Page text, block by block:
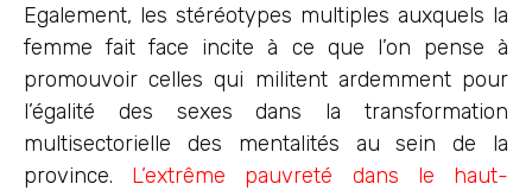
Egalement, les stéréotypes multiples auxquels la
femme fait face incite à ce que l’on pense à
promouvoir celles qui militent ardemment pour
l’égalité des sexes dans la transformation
multisectorielle des mentalités au sein de la
province. L’extrême pauvreté dans le haut-